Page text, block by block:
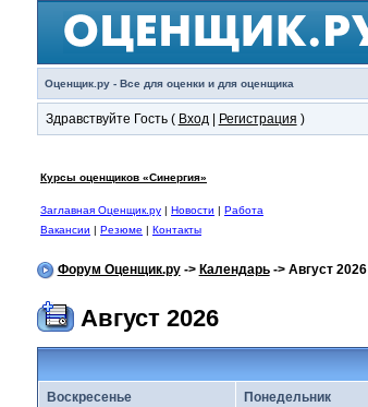
Оценщик.ру - Все для оценки и для оценщика
Здравствуйте Гость ( Вход| Регистрация )
Курсы оценщиков «Синергия»
Заглавная Оценщик.ру| Новости | Работа
Вакансии | Резюме | Контакты
Форум Оценщик.ру-> Календарь-> Август 2026
Август 2026
Воскресенье Понедельник